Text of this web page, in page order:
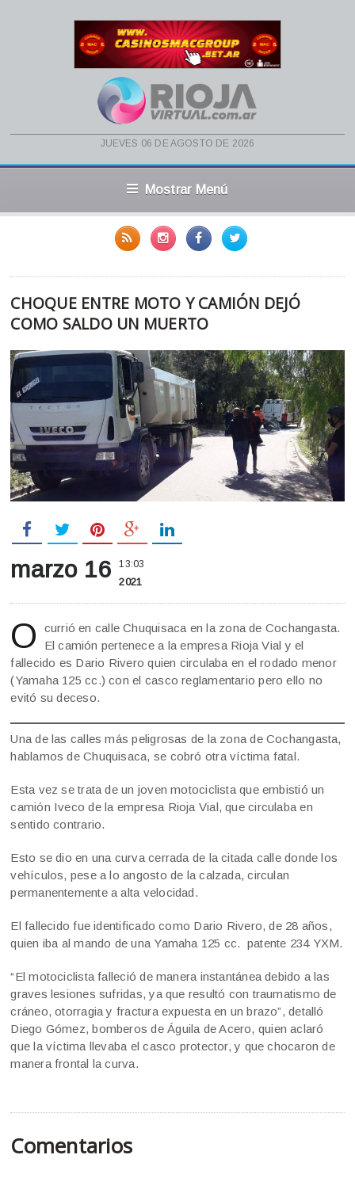
jueves 06 de agosto de 2026
Mostrar Menú
CHOQUE ENTRE MOTO Y CAMIÓN DEJÓ
COMO SALDO UN MUERTO
marzo 16 13:03
2021
O
currió en calle Chuquisaca en la zona de Cochangasta.
El camión pertenece a la empresa Rioja Vial y el
fallecido es Dario Rivero quien circulaba en el rodado menor
(Yamaha 125 cc.) con el casco reglamentario pero ello no
evitó su deceso.
Una de las calles más peligrosas de la zona de Cochangasta,
hablamos de Chuquisaca, se cobró otra víctima fatal.
Esta vez se trata de un joven motociclista que embistió un
camión Iveco de la empresa Rioja Vial, que circulaba en
sentido contrario.
Esto se dio en una curva cerrada de la citada calle donde los
vehículos, pese a lo angosto de la calzada, circulan
permanentemente a alta velocidad.
El fallecido fue identificado como Dario Rivero, de 28 años,
quien iba al mando de una Yamaha 125 cc. patente 234 YXM.
“El motociclista falleció de manera instantánea debido a las
graves lesiones sufridas, ya que resultó con traumatismo de
cráneo, otorragia y fractura expuesta en un brazo”, detalló
Diego Gómez, bomberos de Águila de Acero, quien aclaró
que la víctima llevaba el casco protector, y que chocaron de
manera frontal la curva.
Comentarios